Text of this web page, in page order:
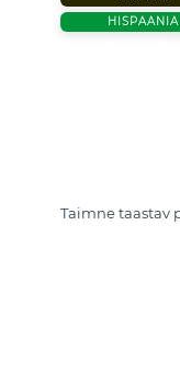
HISPAANIA
Taimne taastav